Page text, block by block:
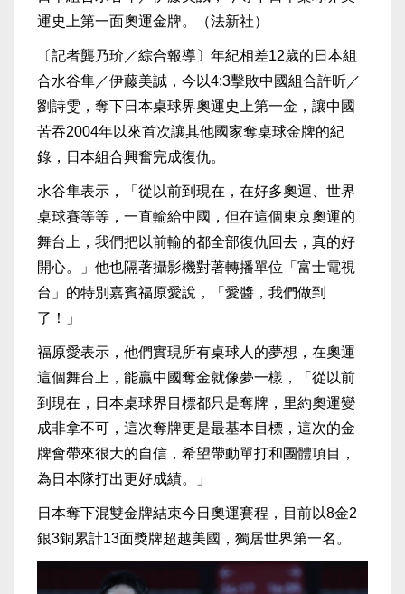
運史上第一面奧運金牌。（法新社）
〔記者龔乃玠／綜合報導〕年紀相差12歲的日本組
合水谷隼／伊藤美誠，今以4:3擊敗中國組合許昕／
劉詩雯，奪下日本桌球界奧運史上第一金，讓中國
苦吞2004年以來首次讓其他國家奪桌球金牌的紀
錄，日本組合興奮完成復仇。
水谷隼表示，「從以前到現在，在好多奧運、世界
桌球賽等等，一直輸給中國，但在這個東京奧運的
舞台上，我們把以前輸的都全部復仇回去，真的好
開心。」他也隔著攝影機對著轉播單位「富士電視
台」的特別嘉賓福原愛說，「愛醬，我們做到
了！」
福原愛表示，他們實現所有桌球人的夢想，在奧運
這個舞台上，能贏中國奪金就像夢一樣，「從以前
到現在，日本桌球界目標都只是奪牌，里約奧運變
成非拿不可，這次奪牌更是最基本目標，這次的金
牌會帶來很大的自信，希望帶動單打和團體項目，
為日本隊打出更好成績。」
日本奪下混雙金牌結束今日奧運賽程，目前以8金2
銀3銅累計13面獎牌超越美國，獨居世界第一名。